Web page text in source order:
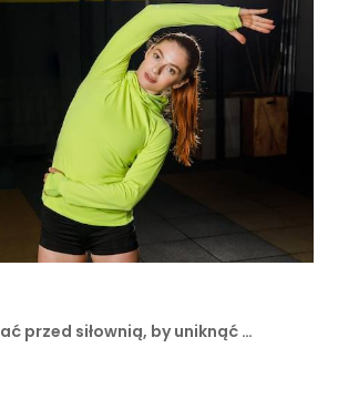
przed siłownią, by uniknąć …